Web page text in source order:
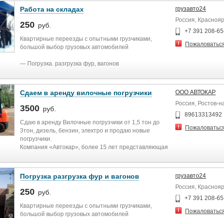
Работа на складах
250 руб.
Квартирные переезды с опытными грузчиками,
большой выбор грузовых автомобилей
― Погрузка. разгрузка фур, вагонов
напольных покрытий, стен, перегородок, потолков.
крыш, з
― Уборка территории, вынос, вывоз строительного
мусора. мебели, хлама
― Подъем строительных материалов .
― Земляные работы.
― Аутсорсинг персонала, разнорабочие на склад,
грузавто24
Россия,
+7 391 208-
Сдаем в аренду вилочные погрузчики
3500 руб.
Сдаю в аренду Вилочные погрузчики от 1,5 тон до
3тон, дизель, бензин, электро и продаю новые
погрузчики.
Компания «Автокар», более 15 лет представляющая
производителей вилочных погрузчиков, складской и
Курской, Брянской, Смоленской, Белгородской,
Тульской, Калужской, Рязанской, Воронежской,
Липецкой, Тверской, Владимирской, Ростовской и
Московской областях, а также в Республике Крым.
Также с 2014 года компания ООО «Автокар» является
ООО АВТОКАР
Россия, Ростов-
89613313492
Погрузка разгрузка фур и вагонов
250 руб.
Квартирные переезды с опытными грузчиками,
большой выбор грузовых автомобилей
грузавто24
Россия,
+7 391 208-